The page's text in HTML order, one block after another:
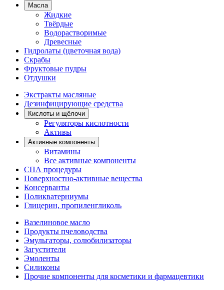
Масла
Жидкие
Твёрдые
Водорастворимые
Древесные
Гидролаты (цветочная вода)
Скрабы
Фруктовые пудры
Отдушки
Экстракты масляные
Дезинфицирующие средства
Кислоты и щёлочи
Регуляторы кислотности
Активы
Активные компоненты
Витамины
Все активные компоненты
СПА процедуры
Поверхностно-активные вещества
Консерванты
Поликватерниумы
Глицерин, пропиленгликоль
Вазелиновое масло
Продукты пчеловодства
Эмульгаторы, солюбилизаторы
Загустители
Эмоленты
Силиконы
Прочие компоненты для косметики и фармацевтики